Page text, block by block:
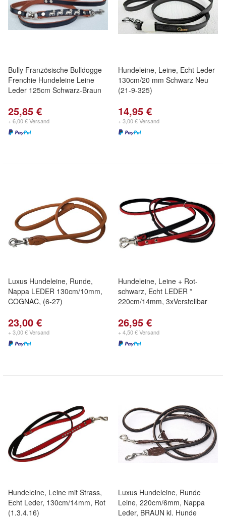
Bully Französische Bulldogge
Frenchie Hundeleine Leine
Leder 125cm Schwarz-Braun
25,85 €
+ 6,00 € Versand
Hundeleine, Leine, Echt Leder
130cm/20 mm Schwarz Neu
(21-9-325)
14,95 €
+ 3,00 € Versand
Luxus Hundeleine, Runde,
Nappa LEDER 130cm/10mm,
COGNAC, (6-27)
23,00 €
+ 3,00 € Versand
Hundeleine, Leine + Rot-
schwarz, Echt LEDER *
220cm/14mm, 3xVerstellbar
26,95 €
+ 4,50 € Versand
Hundeleine, Leine mit Strass,
Echt Leder, 130cm/14mm, Rot
(1.3.4.16)
Luxus Hundeleine, Runde
Leine, 220cm/6mm, Nappa
Leder, BRAUN kl. Hunde